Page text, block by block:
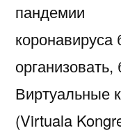
пандемии
Виртуальные
(Virtuala